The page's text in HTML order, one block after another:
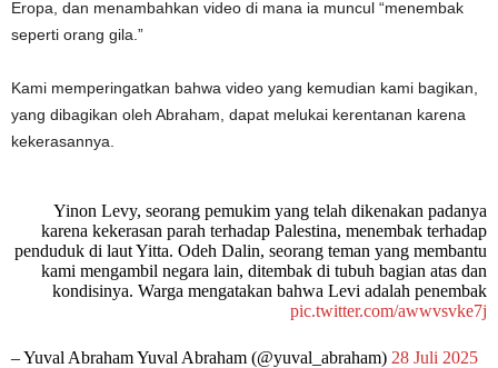
Eropa, dan menambahkan video di mana ia muncul “menembak
seperti orang gila.”
Kami memperingatkan bahwa video yang kemudian kami bagikan,
yang dibagikan oleh Abraham, dapat melukai kerentanan karena
kekerasannya.
Yinon Levy, seorang pemukim yang telah dikenakan padanya
karena kekerasan parah terhadap Palestina, menembak terhadap
penduduk di laut Yitta. Odeh Dalin, seorang teman yang membantu
kami mengambil negara lain, ditembak di tubuh bagian atas dan
kondisinya. Warga mengatakan bahwa Levi adalah penembak
pic.twitter.com/awwvsvke7j
– Yuval Abraham Yuval Abraham (@yuval_abraham) 28 Juli 2025